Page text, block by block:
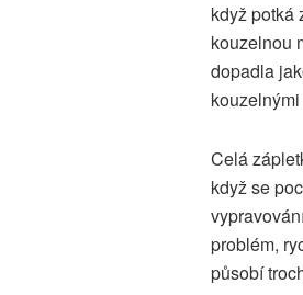
když potká
kouzelnou
dopadla
Celá
když se
problém,
působí